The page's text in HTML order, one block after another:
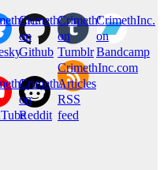
CrimethInc.
on
Github
CrimethInc.
on
Tumblr
CrimethInc.
on
Bandcamp
CrimethInc.
on
Reddit
CrimethInc.com
Articles
RSS
feed